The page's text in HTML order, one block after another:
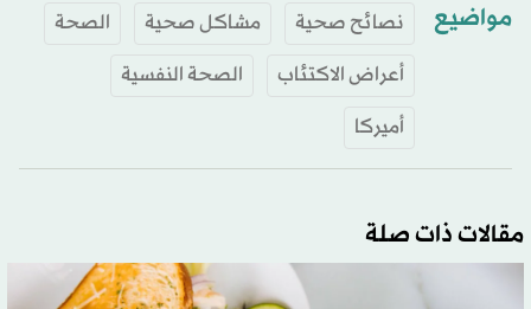
مواضيع نصائح صحية مشاكل صحية
الصحة
أعراض الاكتئاب
الصحة النفسية
أميركا
مقالات ذات صلة